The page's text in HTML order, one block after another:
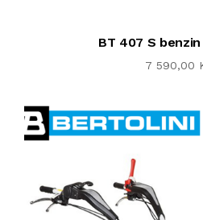
BT 407 S
7 590,00